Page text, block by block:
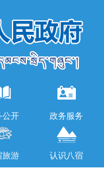
公开 政务服务
旅游 认识八宿